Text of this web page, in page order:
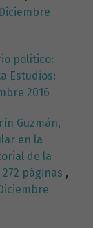
político:
Estudios:
2016
Guzmán,
en la
de la
páginas ,